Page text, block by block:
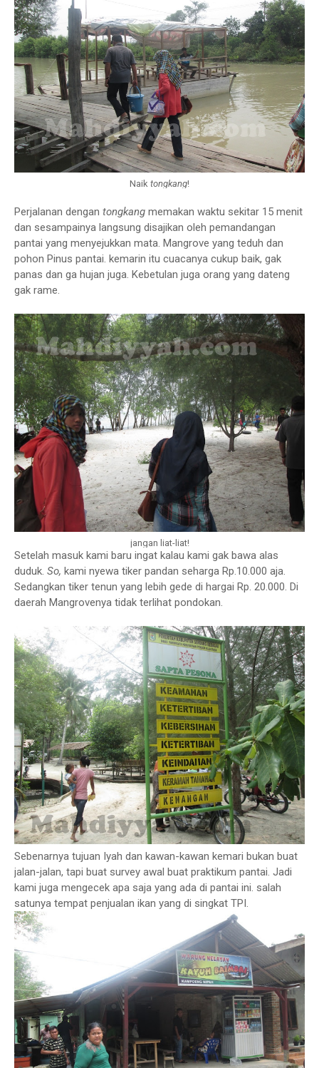
Naik tongkang!
Perjalanan dengan tongkang memakan waktu sekitar 15 menit
dan sesampainya langsung disajikan oleh pemandangan
pantai yang menyejukkan mata. Mangrove yang teduh dan
pohon Pinus pantai. kemarin itu cuacanya cukup baik, gak
panas dan ga hujan juga. Kebetulan juga orang yang dateng
gak rame.
jangan liat-liat!
Setelah masuk kami baru ingat kalau kami gak bawa alas
duduk. So, kami nyewa tiker pandan seharga Rp.10.000 aja.
Sedangkan tiker tenun yang lebih gede di hargai Rp. 20.000. Di
daerah Mangrovenya tidak terlihat pondokan.
Sebenarnya tujuan Iyah dan kawan-kawan kemari bukan buat
jalan-jalan, tapi buat survey awal buat praktikum pantai. Jadi
kami juga mengecek apa saja yang ada di pantai ini. salah
satunya tempat penjualan ikan yang di singkat TPI.